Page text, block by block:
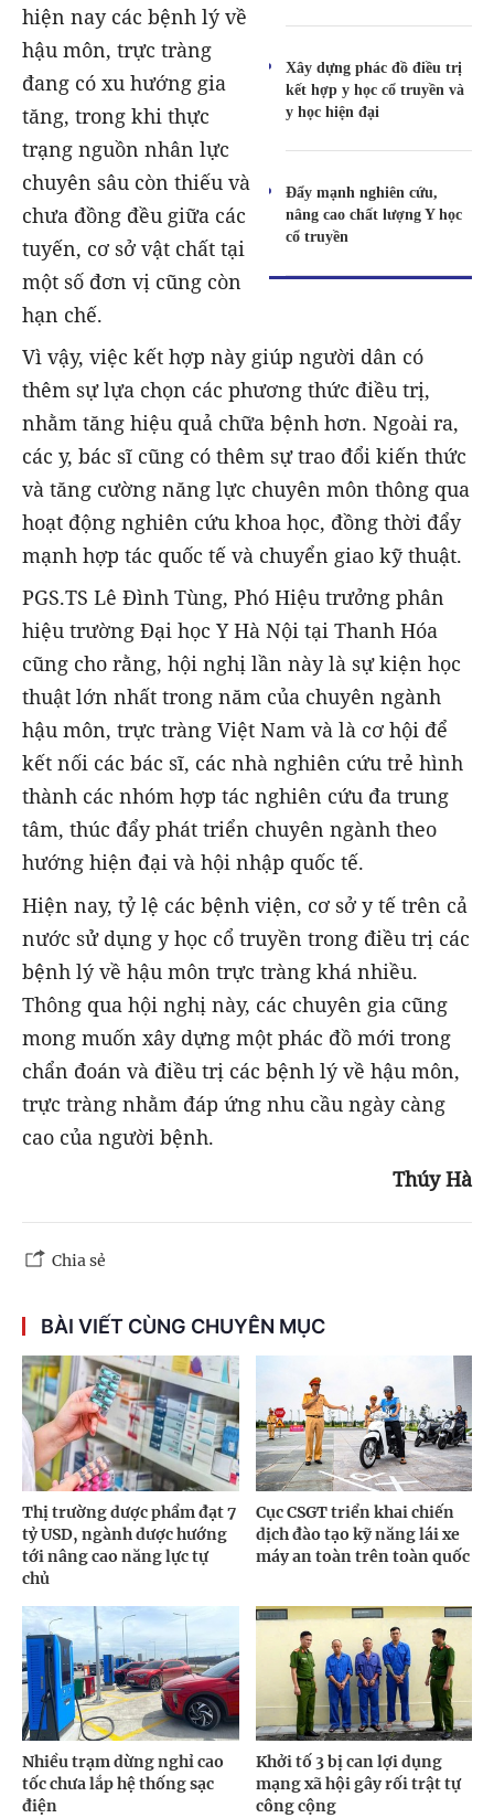
Xây dựng phác đồ điều trị
kết hợp y học cổ truyền và
y học hiện đại
Đẩy mạnh nghiên cứu,
nâng cao chất lượng Y học
cổ truyền
hiện nay các bệnh lý về
hậu môn, trực tràng
đang có xu hướng gia
tăng, trong khi thực
trạng nguồn nhân lực
chuyên sâu còn thiếu và
chưa đồng đều giữa các
tuyến, cơ sở vật chất tại
một số đơn vị cũng còn
hạn chế.
Vì vậy, việc kết hợp này giúp người dân có
thêm sự lựa chọn các phương thức điều trị,
nhằm tăng hiệu quả chữa bệnh hơn. Ngoài ra,
các y, bác sĩ cũng có thêm sự trao đổi kiến thức
và tăng cường năng lực chuyên môn thông qua
hoạt động nghiên cứu khoa học, đồng thời đẩy
mạnh hợp tác quốc tế và chuyển giao kỹ thuật.
PGS.TS Lê Đình Tùng, Phó Hiệu trưởng phân
hiệu trường Đại học Y Hà Nội tại Thanh Hóa
cũng cho rằng, hội nghị lần này là sự kiện học
thuật lớn nhất trong năm của chuyên ngành
hậu môn, trực tràng Việt Nam và là cơ hội để
kết nối các bác sĩ, các nhà nghiên cứu trẻ hình
thành các nhóm hợp tác nghiên cứu đa trung
tâm, thúc đẩy phát triển chuyên ngành theo
hướng hiện đại và hội nhập quốc tế.
Hiện nay, tỷ lệ các bệnh viện, cơ sở y tế trên cả
nước sử dụng y học cổ truyền trong điều trị các
bệnh lý về hậu môn trực tràng khá nhiều.
Thông qua hội nghị này, các chuyên gia cũng
mong muốn xây dựng một phác đồ mới trong
chẩn đoán và điều trị các bệnh lý về hậu môn,
trực tràng nhằm đáp ứng nhu cầu ngày càng
cao của người bệnh.
Thúy Hà
Chia sẻ
BÀI VIẾT CÙNG CHUYÊN MỤC
Thị trường dược phẩm đạt 7
tỷ USD, ngành dược hướng
tới nâng cao năng lực tự
chủ
Cục CSGT triển khai chiến
dịch đào tạo kỹ năng lái xe
máy an toàn trên toàn quốc
Nhiều trạm dừng nghỉ cao
tốc chưa lắp hệ thống sạc
điện
Khởi tố 3 bị can lợi dụng
mạng xã hội gây rối trật tự
công cộng